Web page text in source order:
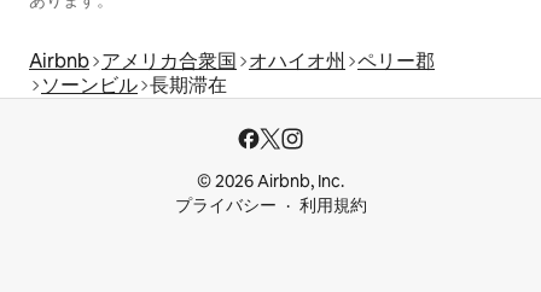
Airbnb アメリカ合衆国 オハイオ州
ペリー郡
ソーンビル 長期滞在
© 2026 Airbnb, Inc.
プライバシー
利用規約